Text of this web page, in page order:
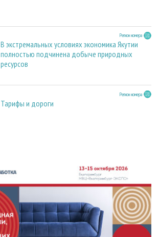
Регион номера
В экстремальных условиях экономика Якутии
полностью подчинена добыче природных
ресурсов
Регион номера
Тарифы и дороги